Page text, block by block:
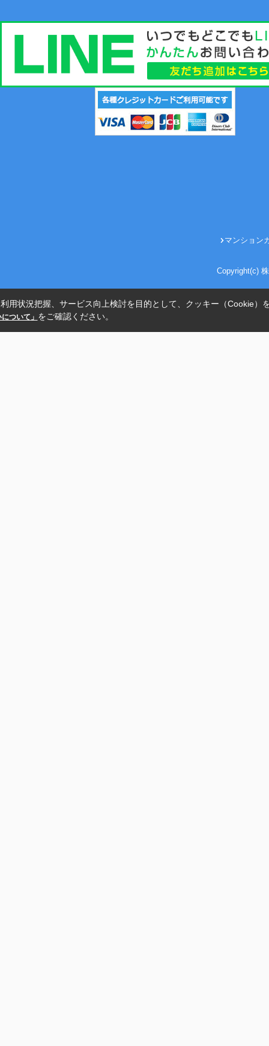
マンション
Copyright(c)
用状況把握、サービス向上検討を目的として、クッキー（Cookie）
ついて」 をご確認ください。